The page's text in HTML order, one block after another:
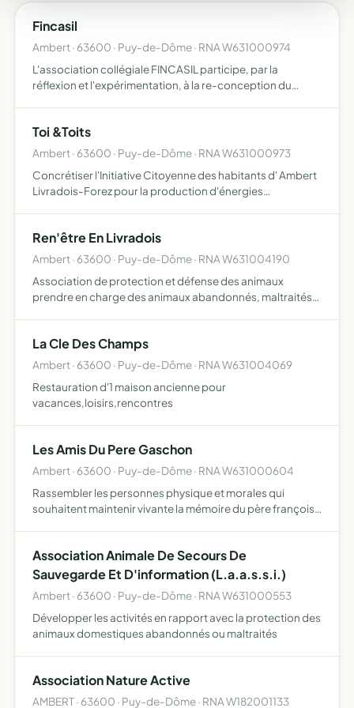
Fincasil
Ambert · 63600 · Puy-de-Dôme · RNA W631000974
L'association collégiale FINCASIL participe, par la
réflexion et l'expérimentation, à la re-conception du
Toi &Toits
Ambert · 63600 · Puy-de-Dôme · RNA W631000973
Concrétiser l'Initiative Citoyenne des habitants d' Ambert
Livradois-Forez pour la production d'énergies
Ren'être En Livradois
Ambert · 63600 · Puy-de-Dôme · RNA W631004190
Association de protection et défense des animaux
prendre en charge des animaux abandonnés, maltraités,
La Cle Des Champs
Ambert · 63600 · Puy-de-Dôme · RNA W631004069
Restauration d'1 maison ancienne pour
vacances,loisirs,rencontres
Les Amis Du Pere Gaschon
Ambert · 63600 · Puy-de-Dôme · RNA W631000604
Rassembler les personnes physique et morales qui
souhaitent maintenir vivante la mémoire du père françois
sou…
Association Animale De Secours De
Sauvegarde Et D'information (L.a.a.s.s.i.)
Ambert · 63600 · Puy-de-Dôme · RNA W631000553
Développer les activités en rapport avec la protection des
animaux domestiques abandonnés ou maltraités
Association Nature Active
AMBERT · 63600 · Puy-de-Dôme · RNA W182001133